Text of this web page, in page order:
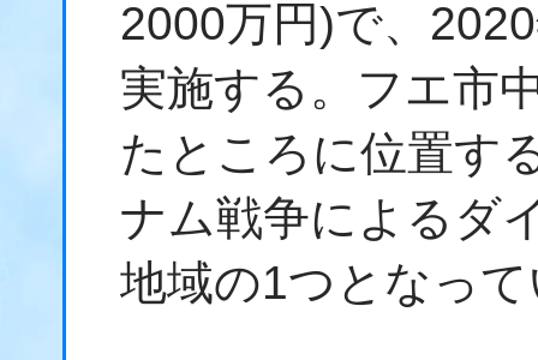
2000万円)で、
実施する。フエ市
たところに位置す
ナム戦争によるダ
地域の1つとなっ